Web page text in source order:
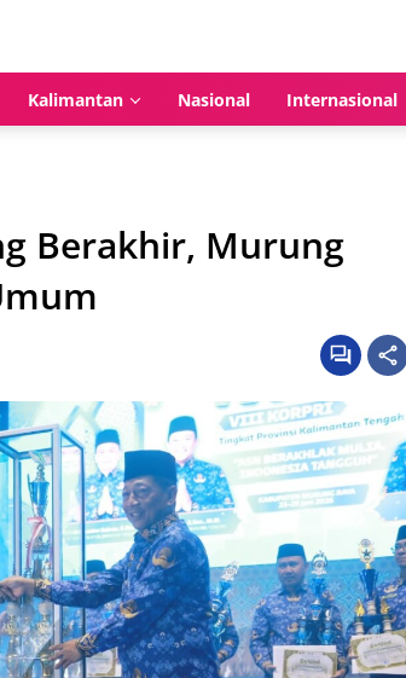
Kalimantan Nasional Internasional
Berakhir, Murung